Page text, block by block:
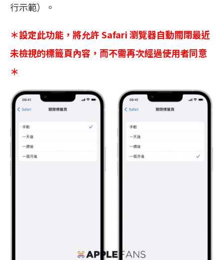
行示範）。
＊設定此功能，將允許 Safari 瀏覽器自動關閉最近
未檢視的標籤頁內容，而不需再次經過使用者同意
＊